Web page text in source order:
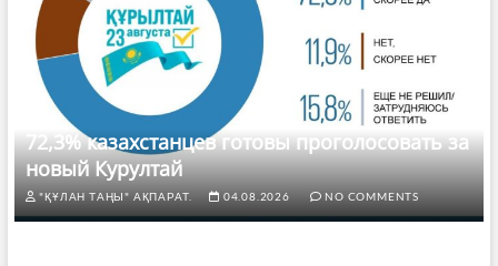
72,3% казахстанцев готовы проголосовать за
новый Курултай
"ҚҰЛАН ТАҢЫ" АҚПАРАТ. 04.08.2026 NO COMMENTS